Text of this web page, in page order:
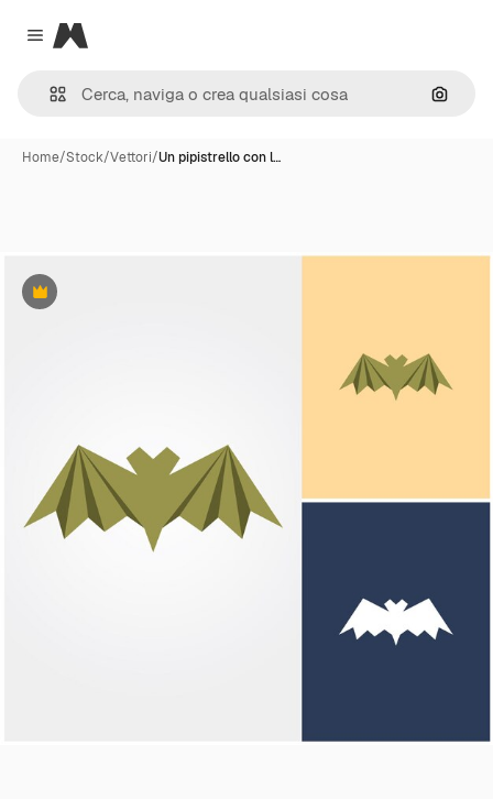
Close menu
Magnific
Cerca
Home/Stock/Vettori/Un pipistrello con l…
Premium